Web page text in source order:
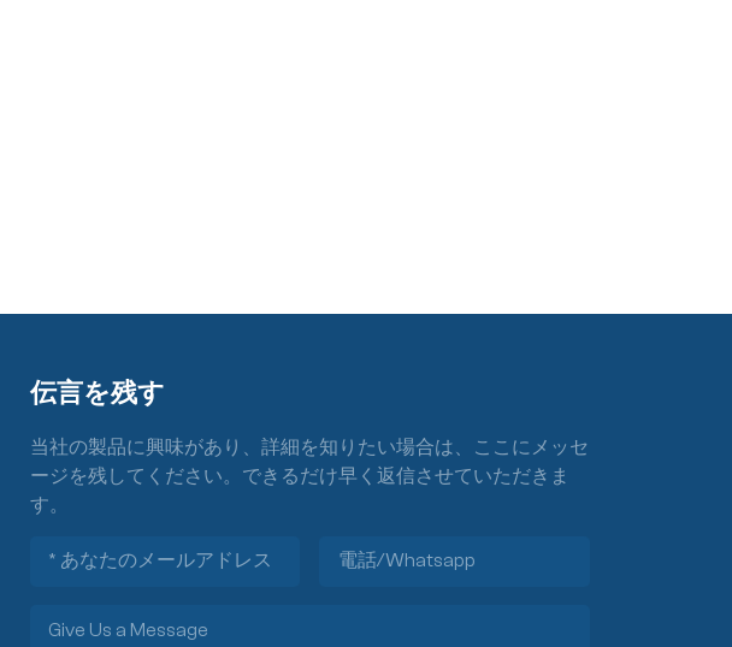
伝言を残す
当社の製品に興味があり、詳細を知りたい場合は、ここにメッセ
ージを残してください。できるだけ早く返信させていただきま
す。